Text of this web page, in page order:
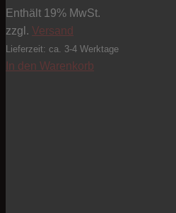
Enthält 19% MwSt.
zzgl. Versand
Lieferzeit: ca. 3-4 Werktage
In den Warenkorb